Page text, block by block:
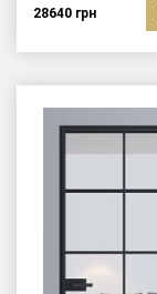
28640 грн